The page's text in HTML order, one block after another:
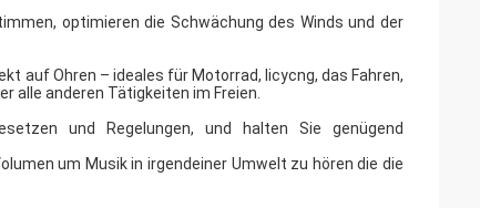
optimieren die Schwächung des Winds und der
auf Ohren – ideales für Motorrad, licycng, das Fahren,
alle anderen Tätigkeiten im Freien.
und Regelungen, und halten Sie genügend
um Musik in irgendeiner Umwelt zu hören die die